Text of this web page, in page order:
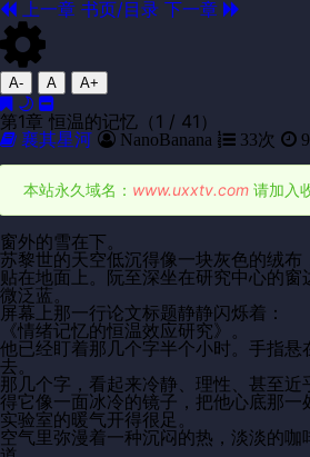
上一章 书页/目录 下一章
A- A A+
第1章 恒温的记忆（1 / 41）
襄其星河 NanoBanana 33次
本站永久域名： www.uxxtv.com 请加入
窗外的雪在下。
苏黎世的天空低沉得像一块灰色的绒布
贴在地面上。阮至深坐在研究中心的
微泛蓝。
屏幕上那一行论文标题静静闪烁着：
《情绪记忆的恒温效应研究》。
他已经盯着那几个字半个小时。手指悬
去。
那几个字，看起来冷静、理性、甚至
得它像一面冰冷的镜子，把他心底那一
实验室的暖气开得很足。
空气里弥漫着一种沉闷的热，淡淡的咖